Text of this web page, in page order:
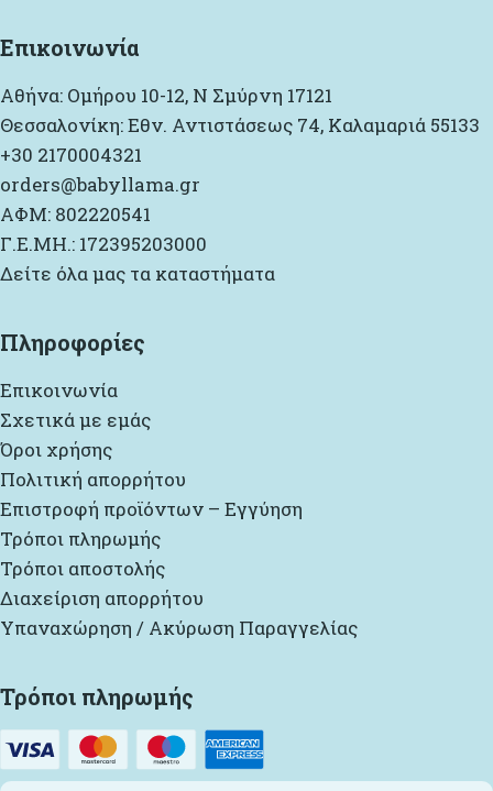
Επικοινωνία
Αθήνα: Ομήρου 10-12, Ν Σμύρνη 17121
Θεσσαλονίκη: Εθν. Αντιστάσεως 74, Καλαμαριά 55133
+30 2170004321
orders@babyllama.gr
ΑΦΜ: 802220541
Γ.Ε.ΜΗ.: 172395203000
Δείτε όλα μας τα καταστήματα
Πληροφορίες
Επικοινωνία
Σχετικά με εμάς
Όροι χρήσης
Πολιτική απορρήτου
Επιστροφή προϊόντων – Εγγύηση
Τρόποι πληρωμής
Τρόποι αποστολής
Διαχείριση απορρήτου
Υπαναχώρηση / Ακύρωση Παραγγελίας
Τρόποι πληρωμής